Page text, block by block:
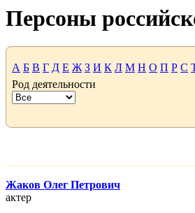
Персоны
А Б В Г Д Е Ж З И К Л М Н О П Р С
Род деятельности
Жаков Олег Петрович
актер